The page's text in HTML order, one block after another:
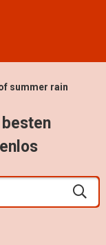
summer rain